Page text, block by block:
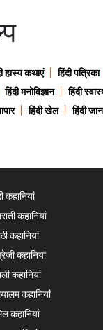
हास्य कथाएं हिंदी पत्रिका
हिंदी मनोविज्ञान हिंदी
हिंदी खेल हिंदी
कहानियां
कहानियां
कहानियां
कहानियां
कहानियां
कहानियां
कहानियां